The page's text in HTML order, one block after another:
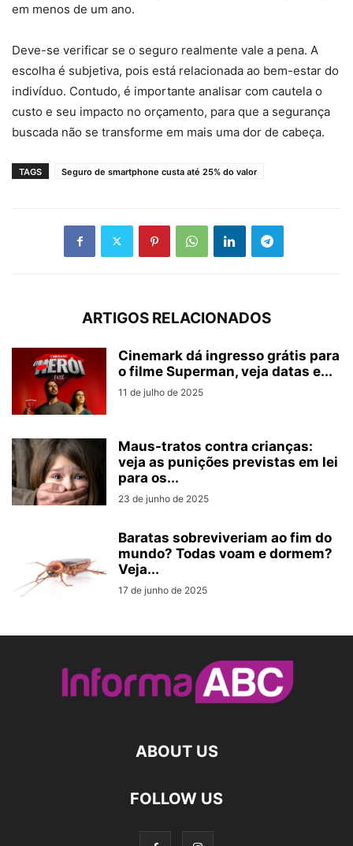
em menos de um ano.
Deve-se verificar se o seguro realmente vale a pena. A
escolha é subjetiva, pois está relacionada ao bem-estar do
indivíduo. Contudo, é importante analisar com cautela o
custo e seu impacto no orçamento, para que a segurança
buscada não se transforme em mais uma dor de cabeça.
TAGS Seguro de smartphone custa até 25% do valor
ARTIGOS RELACIONADOS
Cinemark dá ingresso grátis para
o filme Superman, veja datas e...
11 de julho de 2025
Maus-tratos contra crianças:
veja as punições previstas em lei
para os...
23 de junho de 2025
Baratas sobreviveriam ao fim do
mundo? Todas voam e dormem?
Veja...
17 de junho de 2025
ABOUT US
FOLLOW US